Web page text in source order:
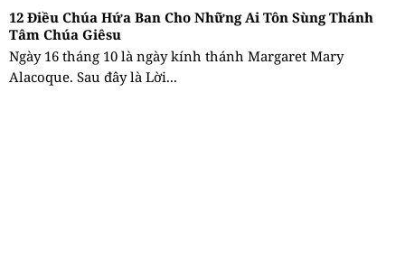
12 Điều Chúa Hứa Ban Cho Những Ai Tôn Sùng Thánh
Tâm Chúa Giêsu
Ngày 16 tháng 10 là ngày kính thánh Margaret Mary
Alacoque. Sau đây là Lời...